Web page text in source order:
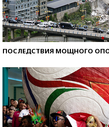
ПОСЛЕДСТВИЯ МОЩНОГО